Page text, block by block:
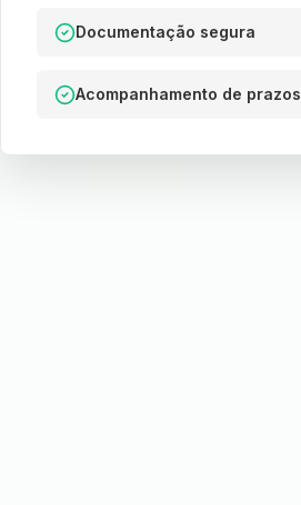
Documentação segura
Acompanhamento de prazos